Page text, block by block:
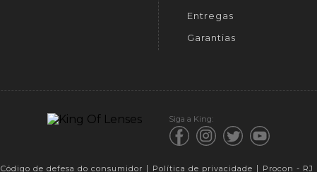
Entregas
Garantias
Siga a King:
Código de defesa do consumidor Política de privacidade Procon - RJ